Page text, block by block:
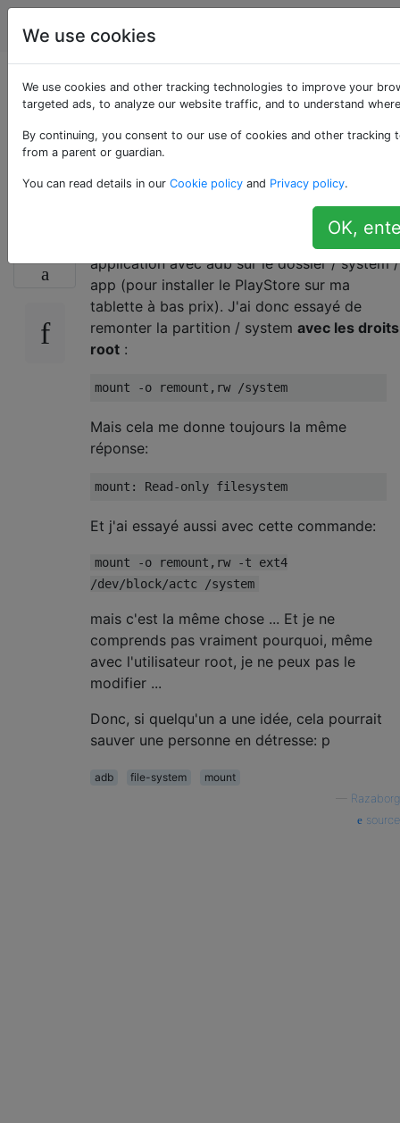
Android
Impossible de
remonter / système
dans rw
J'essaie désespérément de pousser une
application avec adb sur le dossier / system /
app (pour installer le PlayStore sur ma
tablette à bas prix). J'ai donc essayé de
remonter la partition / system avec les droits
root :
Mais cela me donne toujours la même
réponse:
Et j'ai essayé aussi avec cette commande:
mount -o remount,rw -t ext4
/dev/block/actc /system
mais c'est la même chose ... Et je ne
comprends pas vraiment pourquoi, même
avec l'utilisateur root, je ne peux pas le
modifier ...
Donc, si quelqu'un a une idée, cela pourrait
sauver une personne en détresse: p
adb file-system
mount
Razaborg
source
We use cookies
We use cookies and other tracking technologies to improve your
targeted ads, to analyze our website traffic, and to understand
By continuing, you consent to our use of cookies and other
from a parent or guardian.
You can read details in our Cookie policy and Privacy policy.
OK,